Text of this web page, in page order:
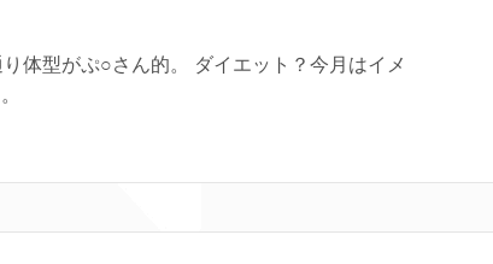
体型がぷ○さん的。 ダイエット？今月はイメ